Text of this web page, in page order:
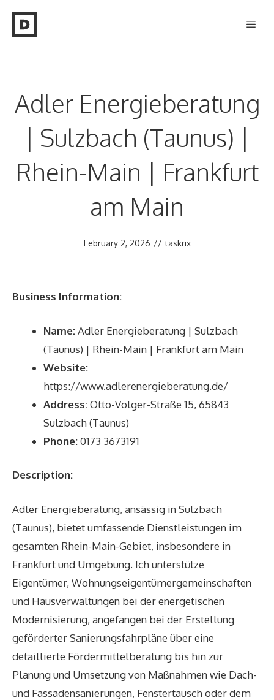
Adler Energieberatung
| Sulzbach (Taunus) |
Rhein-Main | Frankfurt
am Main
February 2, 2026 // taskrix
Business Information:
Name:Adler Energieberatung | Sulzbach
(Taunus) | Rhein-Main | Frankfurt am Main
Website:
https://www.adlerenergieberatung.de/
Address:Otto-Volger-Straße 15, 65843
Sulzbach (Taunus)
Phone:0173 3673191
Description:
Adler Energieberatung, ansässig in Sulzbach
(Taunus), bietet umfassende Dienstleistungen im
gesamten Rhein-Main-Gebiet, insbesondere in
Frankfurt und Umgebung. Ich unterstütze
Eigentümer, Wohnungseigentümergemeinschaften
und Hausverwaltungen bei der energetischen
Modernisierung, angefangen bei der Erstellung
geförderter Sanierungsfahrpläne über eine
detaillierte Fördermittelberatung bis hin zur
Planung und Umsetzung von Maßnahmen wie Dach-
und Fassadensanierungen, Fenstertausch oder dem